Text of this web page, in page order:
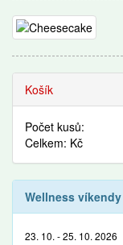
Košík
Počet kusů:
Celkem: Kč
Wellness víkendy
23. 10. - 25. 10. 2026